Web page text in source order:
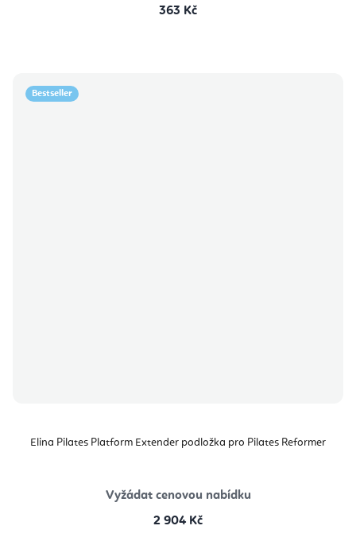
363 Kč
Bestseller
Elina Pilates Platform Extender podložka pro Pilates Reformer
Vyžádat cenovou nabídku
2 904 Kč